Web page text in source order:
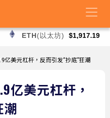
ETH(以太坊) $1,917.19
亿美元杠杆，反而引发“抄底”狂潮
亿美元杠杆，
潮